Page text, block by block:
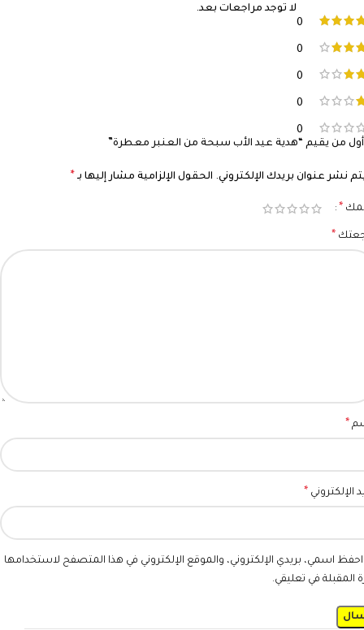
0
0
0
0
0
لا توجد مراجعات بعد.
من يقيم “هدية عيد الأب سبحة من العنبر معطرة”
نشر عنوان بريدك الإلكتروني. الحقول الإلزامية مشار إليها بـ *
*
*
*
الإلكتروني *
احفظ اسمي، بريدي الإلكتروني، والموقع الإلكتروني في هذا المتصفح لاستخدامها
المقبلة في تعليقي.